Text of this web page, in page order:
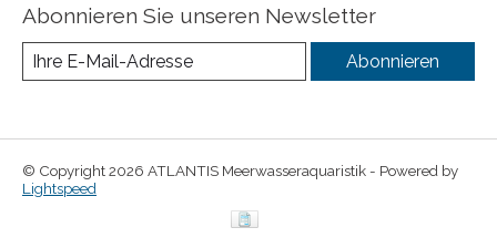
Abonnieren Sie unseren Newsletter
Abonnieren
© Copyright 2026 ATLANTIS Meerwasseraquaristik - Powered by
Lightspeed